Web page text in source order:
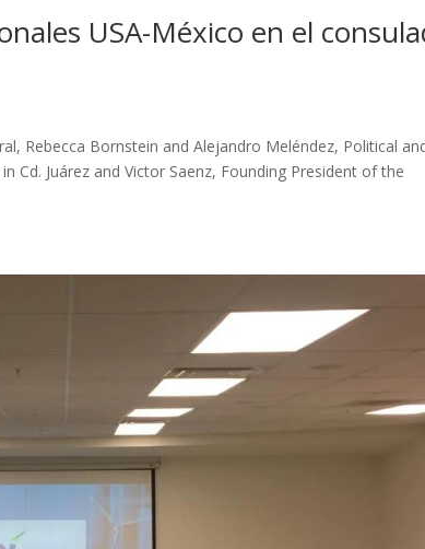
USA-México en el
Rebecca Bornstein and Alejandro Meléndez, Political
Cd. Juárez and Victor Saenz, Founding President of the